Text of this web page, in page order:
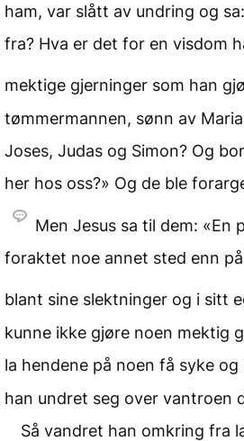
ham, var slått av undring og
fra? Hva er det for en visdom
mektige gjerninger som han
tømmermannen, sønn av
Joses, Judas og Simon? Og
her hos oss?» Og de ble
Men Jesus sa til dem: «En
foraktet noe annet sted enn
blant sine slektninger og i sitt
kunne ikke gjøre noen mektig
la hendene på noen få syke
han undret seg over vantroen
Så vandret han omkring fra